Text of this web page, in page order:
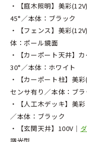
・【庭木照明】美彩
45°／本体：ブラック
・【フェンス】美彩
体：ポール鏡面
・【カーポート天井】
30°／本体：ホワイト
・【カーポート柱】美
センサ有り／本体：ブラ
・【人工木デッキ】美彩
／本体：ブラック
・【玄関天井】100V│